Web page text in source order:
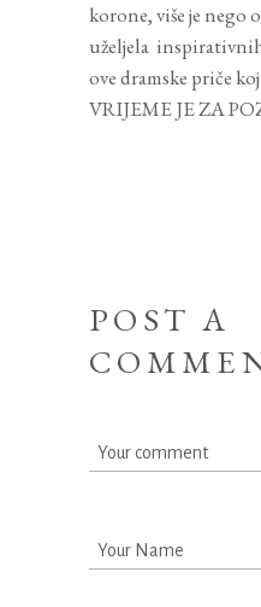
korone, više je nego
uželjela
ove dramske priče
VRIJEME JE ZA
POST A